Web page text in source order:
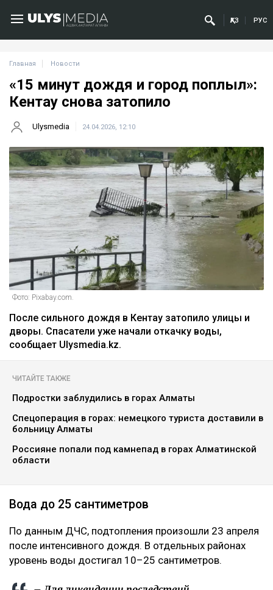
ҚАЗ РУС
Главная Новости
«15 минут дождя и город поплыл»:
Кентау снова затопило
Ulysmedia 24.04.2026, 12:10
Фото: Pixabay.com.
После сильного дождя в Кентау затопило улицы и
дворы. Спасатели уже начали откачку воды,
сообщает Ulysmedia.kz.
ЧИТАЙТЕ ТАКЖЕ
Подростки заблудились в горах Алматы
Спецоперация в горах: немецкого туриста доставили в
больницу Алматы
Россияне попали под камнепад в горах Алматинской
области
Вода до 25 сантиметров
По данным ДЧС, подтопления произошли 23 апреля
после интенсивного дождя. В отдельных районах
уровень воды достигал 10–25 сантиметров.